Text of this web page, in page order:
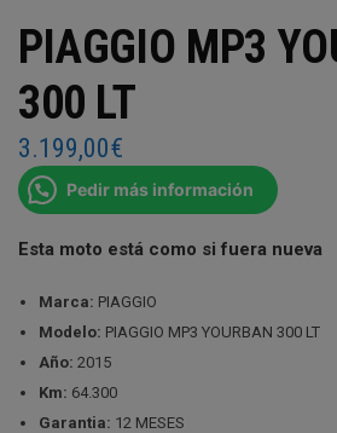
PIAGGIO MP3
300 LT
3.199,00€
Pedir más información
Esta moto está como si fuera nueva
Marca: PIAGGIO
Modelo: PIAGGIO MP3 YOURBAN 300 LT
Año: 2015
Km: 64.300
Garantia: 12 MESES